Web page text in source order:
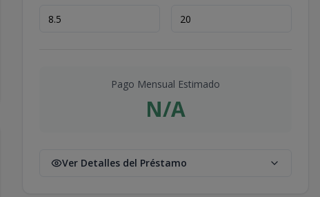
Pago Mensual Estimado
N/A
Ver Detalles del Préstamo